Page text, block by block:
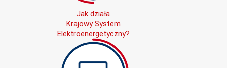
Jak działa
Krajowy System
Elektroenergetyczny?